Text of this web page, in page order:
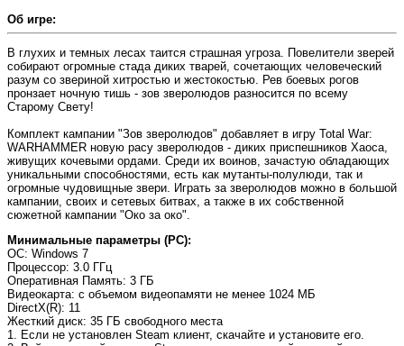
Об игре:
В глухих и темных лесах таится страшная угроза. Повелители зверей
собирают огромные стада диких тварей, сочетающих человеческий
разум со звериной хитростью и жестокостью. Рев боевых рогов
пронзает ночную тишь - зов зверолюдов разносится по всему
Старому Свету!
Комплект кампании "Зов зверолюдов" добавляет в игру Total War:
WARHAMMER новую расу зверолюдов - диких приспешников Хаоса,
живущих кочевыми ордами. Среди их воинов, зачастую обладающих
уникальными способностями, есть как мутанты-полулюди, так и
огромные чудовищные звери. Играть за зверолюдов можно в большой
кампании, своих и сетевых битвах, а также в их собственной
сюжетной кампании "Око за око".
Минимальные параметры (PC):
OC: Windows 7
Процессор: 3.0 ГГц
Оперативная Память: 3 ГБ
Видеокарта: с объемом видеопамяти не менее 1024 МБ
DirectX(R): 11
Жесткий диск: 35 ГБ свободного места
1. Если не установлен Steam клиент, скачайте и установите его.